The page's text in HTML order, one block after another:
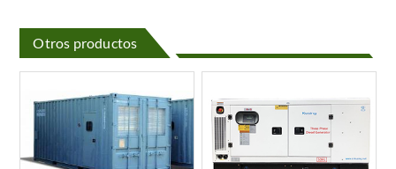
Otros productos